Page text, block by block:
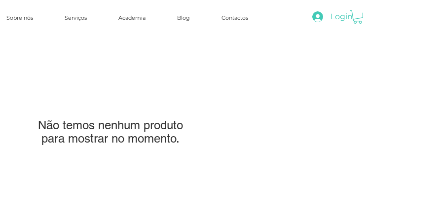
Login
Sobre nós Serviços Academia Blog Contactos
Não temos nenhum produto
para mostrar no momento.